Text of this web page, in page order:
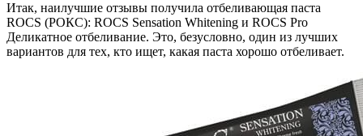
Итак, наилучшие отзывы получила отбеливающая паста
ROCS (РОКС): ROCS Sensation Whitening и ROCS Pro
Деликатное отбеливание. Это, безусловно, один из лучших
вариантов для тех, кто ищет, какая паста хорошо отбеливает.